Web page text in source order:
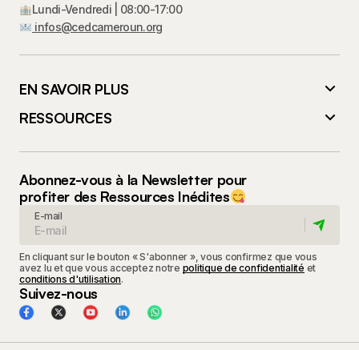
Lundi-Vendredi | 08:00-17:00
infos@cedcameroun.org
EN SAVOIR PLUS
RESSOURCES
Abonnez-vous à la Newsletter pour
profiter des Ressources Inédites
E-mail
En cliquant sur le bouton « S'abonner », vous confirmez que vous
avez lu et que vous acceptez notre politique de confidentialité et
conditions d'utilisation.
Suivez-nous